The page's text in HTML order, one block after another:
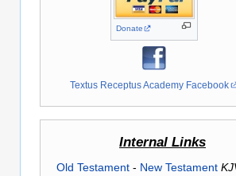
Donate
Textus Receptus Academy Facebook
Internal Links
Old Testament- New Testament